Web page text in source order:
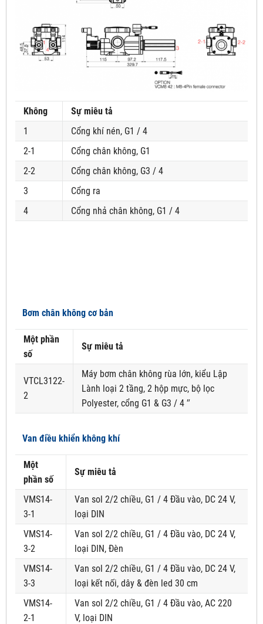
Không
Sự miêu tả
1
Cổng khí nén, G1 / 4
2-1
Cổng chân không, G1
2-2
Cổng chân không, G3 / 4
3
Cổng ra
4
Cổng nhả chân không, G1 / 4
Bơm chân không cơ bản
Một phần
số
Sự miêu tả
VTCL3122-
2
Máy bơm chân không rùa lớn, kiểu Lập
Lành loại 2 tầng, 2 hộp mực, bộ lọc
Polyester, cổng G1 & G3 / 4 ″
Van điều khiển không khí
Một
phần số
Sự miêu tả
VMS14-
3-1
Van sol 2/2 chiều, G1 / 4 Đầu vào, DC 24 V,
loại DIN
VMS14-
3-2
Van sol 2/2 chiều, G1 / 4 Đầu vào, DC 24 V,
loại DIN, Đèn
VMS14-
3-3
Van sol 2/2 chiều, G1 / 4 Đầu vào, DC 24 V,
loại kết nối, dây & đèn led 30 cm
VMS14-
2-1
Van sol 2/2 chiều, G1 / 4 Đầu vào, AC 220
V, loại DIN